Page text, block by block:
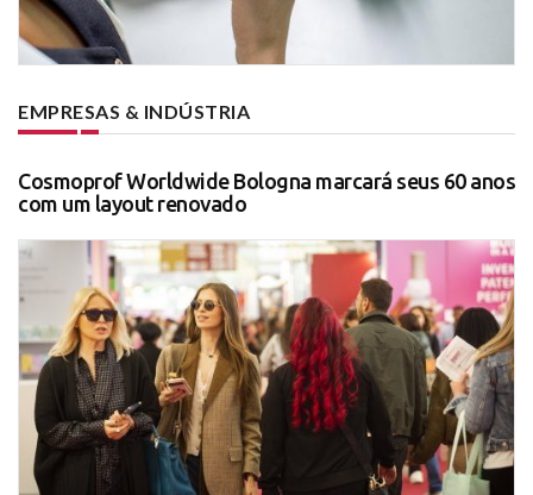
EMPRESAS & INDÚSTRIA
Cosmoprof Worldwide Bologna marcará seus 60 anos
com um layout renovado